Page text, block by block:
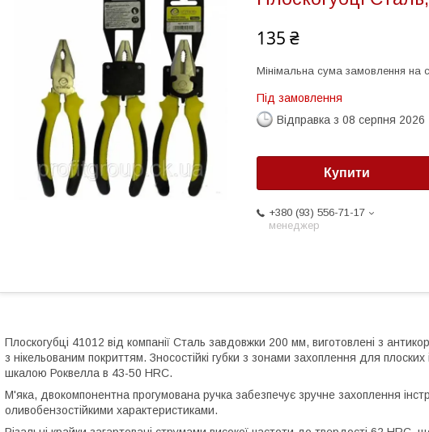
135 ₴
Мінімальна сума замовлення на
Під замовлення
Відправка з 08 серпня 2026
Купити
+380 (93) 556-71-17
менеджер
Плоскогубці 41012 від компанії Сталь завдовжки 200 мм, виготовлені з
з нікельованим покриттям. Зносостійкі губки з зонами захоплення для
шкалою Роквелла в 43-50 HRC.
М'яка, двокомпонентна прогумована ручка забезпечує зручне захоплення
оливобензостійкими характеристиками.